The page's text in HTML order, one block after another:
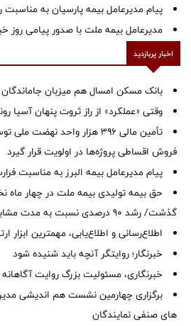
پیام مدیرعامل بیمه پارسیان به مناسبت
مدیرعامل بیمه ملت با صدور پیامی روز
اخبار پربازدید
بانک مسکن امسال هم میزبان
وقتی «عملکرد» از راز ثروت پنهان آسیا
تأمین مالی ۳۹۶ هزار واحد
فروش اقساطی پروژه‌ها در اولویت قرار گیرد
پیام مدیرعامل بیمه البرز به مناسبت
گذشت/ رشد 90 درصدی نسبت به مدت مشابه سال گذشته
اطلاع‌رسانی و اطلاع‌یابی، مهمترین ابزار
خبرنگار؛ روایتگر آنچه باید شنیده شود
خبرنگاری، مسئولیت بزرگ روایت
برگزاری چهارمین نشست هم اندیشی
های صنفی نمایندگان